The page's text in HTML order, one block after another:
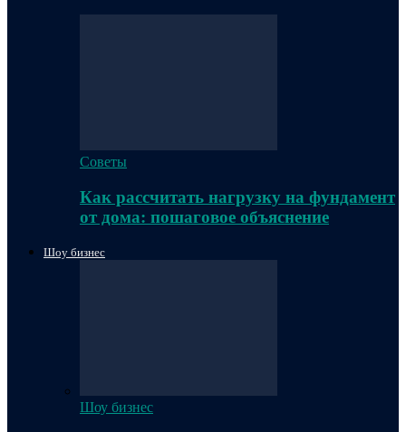
Советы
Как рассчитать нагрузку на фундамент
от дома: пошаговое объяснение
Шоу бизнес
Шоу бизнес